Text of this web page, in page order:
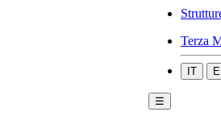
Terza
IT
☰